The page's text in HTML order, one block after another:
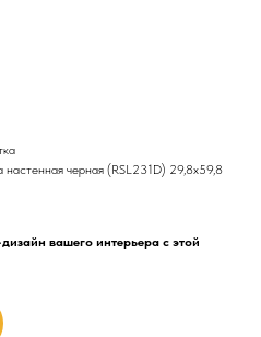
черная (RSL231D) 29,8x59,8
вашего интерьера с этой